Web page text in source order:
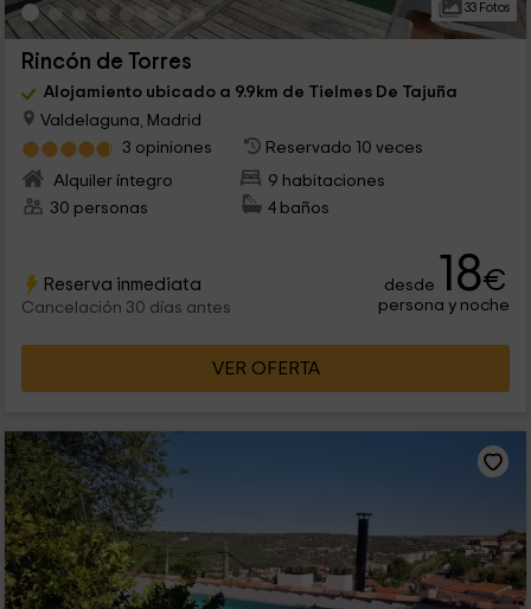
33 Fotos
Rincón de Torres
Alojamiento ubicado a 9.9km de Tielmes De Tajuña
Valdelaguna, Madrid
3 opiniones
Reservado 10 veces
Alquiler íntegro
9 habitaciones
30 personas
4 baños
Reserva inmediata
Cancelación 30 días antes
desde 18€
persona y noche
VER OFERTA